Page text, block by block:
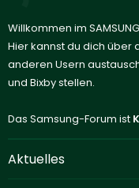
Willkommen im
Hier kannst du dich über
anderen Usern
und Bixby stellen.
Das Samsung-Forum ist
Aktuelles